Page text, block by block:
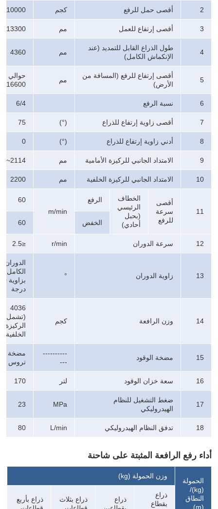
2 أقصى حمل للرفع كجم 10000
3 أقصى إرتفاع للعمل مم 13300
4
طول الذراع القابل للتمديد (عند
الإنكماش الكامل)
مم 4360
5
أقصى إرتفاع للرفع (المسافة من
الأرض)
مم
حوالي
16600
6 نسبة الرفع 6/4
7 أقصى زاوية إرتفاع للذراع (°)
75
8 أدني زاوية إرتفاع للذراع (°)
0
9 الامتداد الجانبي للركيزة الأمامية مم 2114~5560
10 الامتداد الجانبي للركيزة الخلفية مم 2200
11
أقصى
سرعة
للرفع
الخطاف
الرئيسي
(بحبل
أحادي)
الرفع
m/min
60
الخفض 60
12 سرعة الدوران r/min
≤2.5
13 زاوية الدوران °
الدوران
الكامل
درجة
14 وزن الرافعة كجم
4036
(تشمل
الركيزة
الخلفية)
15 مضخة الوقود
----------
---
مضخة
تروس
16 سعة خزان الوقود لتر 170
17
ضغط التشغيل للنظام
الهيدروليكي
MPa
23
18 تدفق النظام الهيدروليكي L/min
80
أداء رفع الرافعة المثبتة على شاحنة
الحمولة
/(kg)
النطاق
(m)
وزن الحمولة (kg)
ذراع
بقطاع
ذراع
ذراع بثلاث
ذراع بأربع